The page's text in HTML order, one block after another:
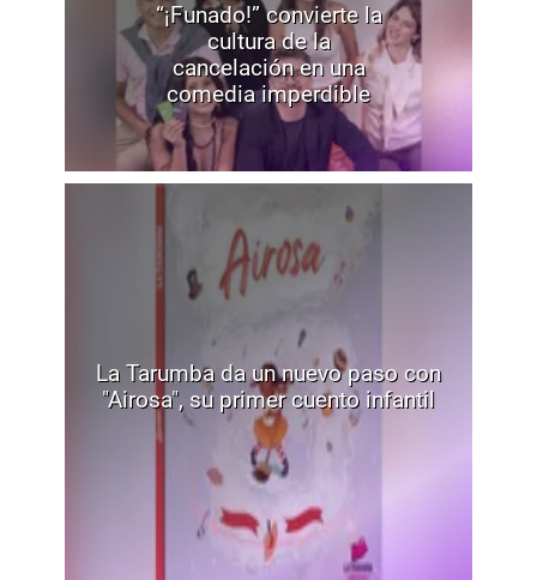
“¡Funado!” convierte la
cultura de la
cancelación en una
comedia imperdible
La Tarumba da un nuevo paso con
"Airosa", su primer cuento infantil